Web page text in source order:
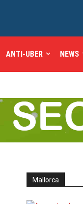
ANTI-UBER NEWS
Mallorca